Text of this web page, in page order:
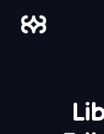
main